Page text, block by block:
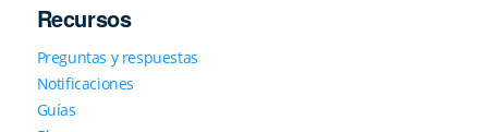
Recursos
Preguntas y respuestas
Notificaciones
Guías